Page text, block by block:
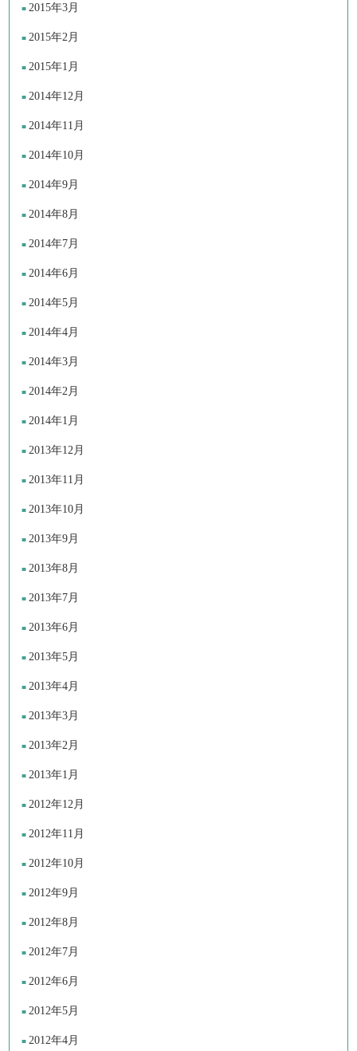
2015年3月
2015年2月
2015年1月
2014年12月
2014年11月
2014年10月
2014年9月
2014年8月
2014年7月
2014年6月
2014年5月
2014年4月
2014年3月
2014年2月
2014年1月
2013年12月
2013年11月
2013年10月
2013年9月
2013年8月
2013年7月
2013年6月
2013年5月
2013年4月
2013年3月
2013年2月
2013年1月
2012年12月
2012年11月
2012年10月
2012年9月
2012年8月
2012年7月
2012年6月
2012年5月
2012年4月